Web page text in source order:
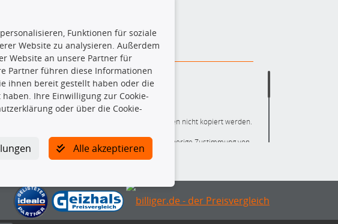
Daten insbesondere die gesamte Datenbank dürfen nicht kopiert werden.
die Daten oder die gesamte Datenbank ohne vorherige Zustimmung von
zu verbreiten und/oder diese Handlungen durch Dritte ausführen zu
das über unseren Onlineshop identifizierte Ersatzteil auch tatsächlich dem
entspricht.
ergänzende Informationen notwendig, um sicherzustellen, dass das
Funktionen für soziale
Website zu analysieren. Außerdem
Website an unsere Partner für
Partner führen diese Informationen
ihnen bereit gestellt haben oder die
Ihre Einwilligung zur Cookie-
oder über die Cookie-
Alle akzeptieren